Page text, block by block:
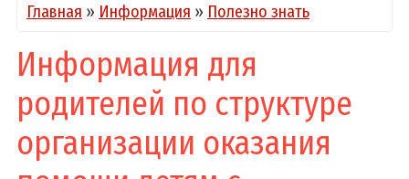
Главная » Информация » Полезно знать
Информация для
родителей по структуре
организации оказания